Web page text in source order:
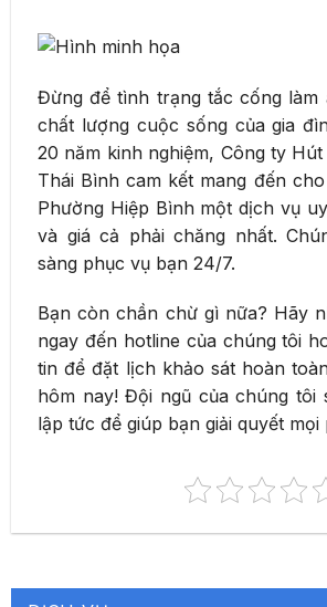
Đừng để tình trạng tắc cống làm
chất lượng cuộc sống của gia
20 năm kinh nghiệm, Công ty Hút
Thái Bình cam kết mang đến
Phường Hiệp Bình một dịch vụ
và giá cả phải chăng nhất.
sàng phục vụ bạn 24/7.
Bạn còn chần chừ gì nữa? Hãy
ngay đến hotline của chúng tôi
tin để đặt lịch khảo sát hoàn
hôm nay! Đội ngũ của chúng tôi
lập tức để giúp bạn giải quyết mọi